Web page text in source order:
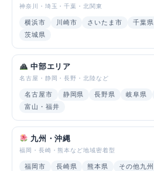
神奈川・埼玉・千葉・北関東
横浜市 川崎市 さいたま市 千葉県
茨城県
中部エリア
名古屋・静岡・長野・北陸など
名古屋市 静岡県 長野県 岐阜県
富山・福井
九州・沖縄
福岡・長崎・熊本など地域密着型
福岡市 長崎県 熊本県 その他九州